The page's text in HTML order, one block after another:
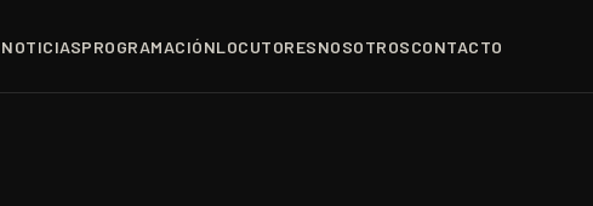
NOTICIASPROGRAMACIÓNLOCUTORESNOSOTROSCONTACTO